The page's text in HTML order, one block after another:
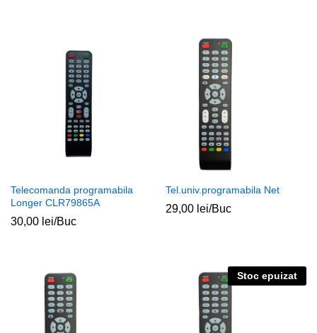
Telecomanda programabila
Longer CLR79865A
30,00 lei/Buc
Tel.univ.programabila Net
29,00 lei/Buc
Stoc epuizat